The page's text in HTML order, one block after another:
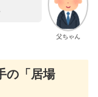
父ちゃん
の「居場